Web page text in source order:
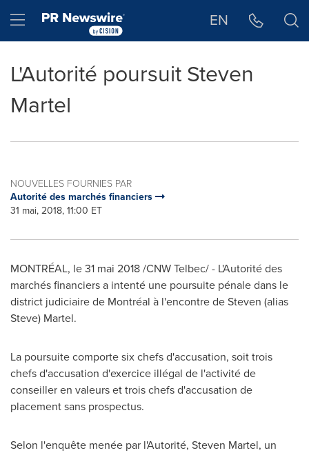
Hamburger menu EN
L'Autorité poursuit Steven
Martel
NOUVELLES FOURNIES PAR
Autorité des marchés financiers
31 mai, 2018, 11:00 ET
MONTRÉAL, le 31 mai 2018 /CNW Telbec/ - L'Autorité des
marchés financiers a intenté une poursuite pénale dans le
district judiciaire de Montréal à l'encontre de Steven (alias
Steve) Martel.
La poursuite comporte six chefs d'accusation, soit trois
chefs d'accusation d'exercice illégal de l'activité de
conseiller en valeurs et trois chefs d'accusation de
placement sans prospectus.
Selon l'enquête menée par l'Autorité, Steven Martel, un